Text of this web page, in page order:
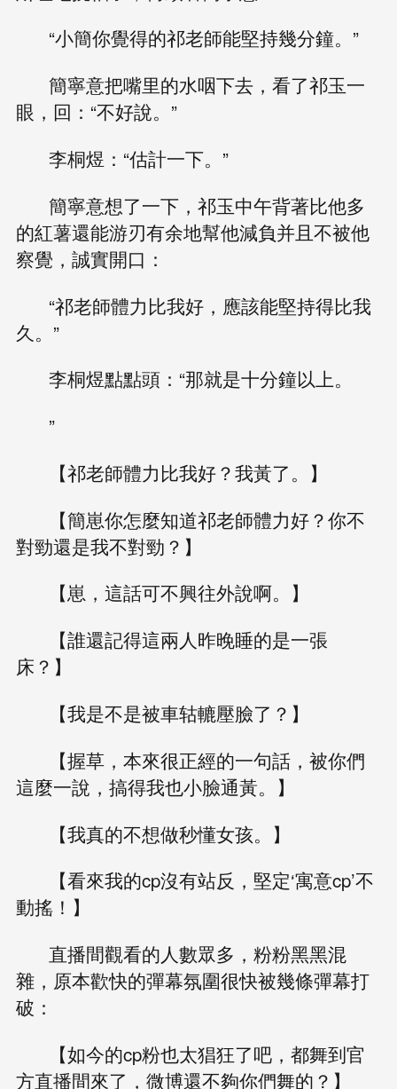
“小簡你覺得的祁老師能堅持幾分鐘。”
簡寧意把嘴里的水咽下去，看了祁玉一
眼，回：“不好說。”
李桐煜：“估計一下。”
簡寧意想了一下，祁玉中午背著比他多
的紅薯還能游刃有余地幫他減負并且不被他
察覺，誠實開口：
“祁老師體力比我好，應該能堅持得比我
久。”
李桐煜點點頭：“那就是十分鐘以上。
”
【祁老師體力比我好？我黃了。】
【簡崽你怎麼知道祁老師體力好？你不
對勁還是我不對勁？】
【崽，這話可不興往外說啊。】
【誰還記得這兩人昨晚睡的是一張
床？】
【我是不是被車轱轆壓臉了？】
【握草，本來很正經的一句話，被你們
這麼一說，搞得我也小臉通黃。】
【我真的不想做秒懂女孩。】
【看來我的cp沒有站反，堅定‘寓意cp’不
動搖！】
直播間觀看的人數眾多，粉粉黑黑混
雜，原本歡快的彈幕氛圍很快被幾條彈幕打
破：
【如今的cp粉也太猖狂了吧，都舞到官
方直播間來了，微博還不夠你們舞的？】